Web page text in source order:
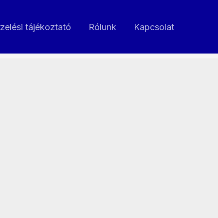
tájékoztató Rólunk Kapcsolat